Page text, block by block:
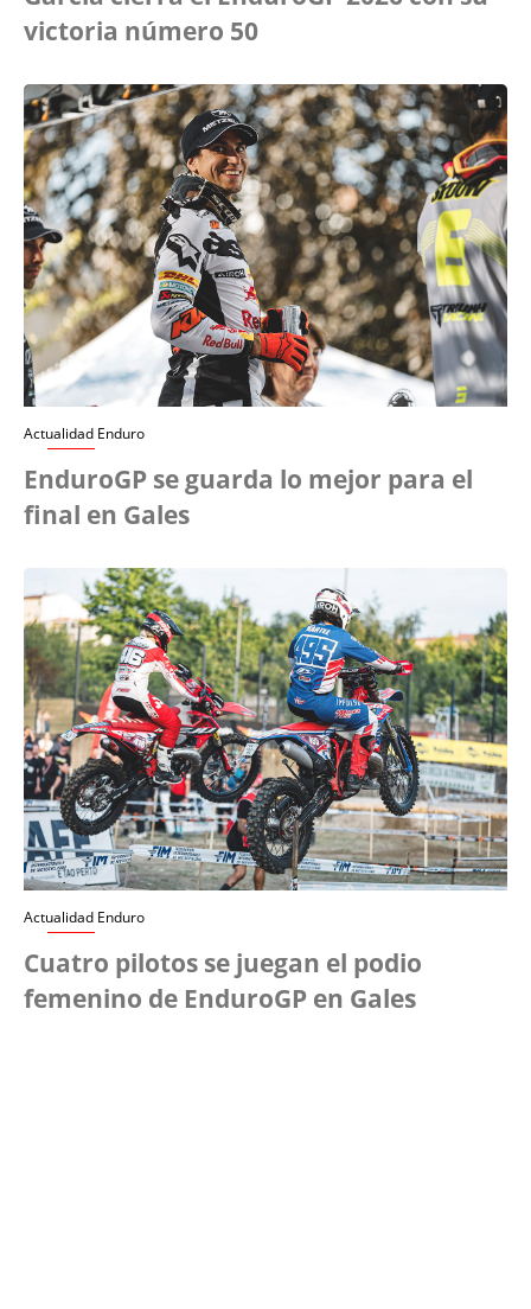
victoria número 50
Actualidad Enduro
EnduroGP se guarda lo mejor para el
final en Gales
Actualidad Enduro
Cuatro pilotos se juegan el podio
femenino de EnduroGP en Gales